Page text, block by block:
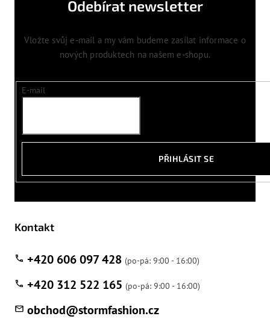
Odebírat newsletter
Vložte svůj e-mail a my vám budeme zasílat informace o
nových produktech na našem e-shopu.
E-mail
PŘIHLÁSIT SE
Kontakt
obchod@stormfashion.cz
+420 606 097 428
+420 312 522 165